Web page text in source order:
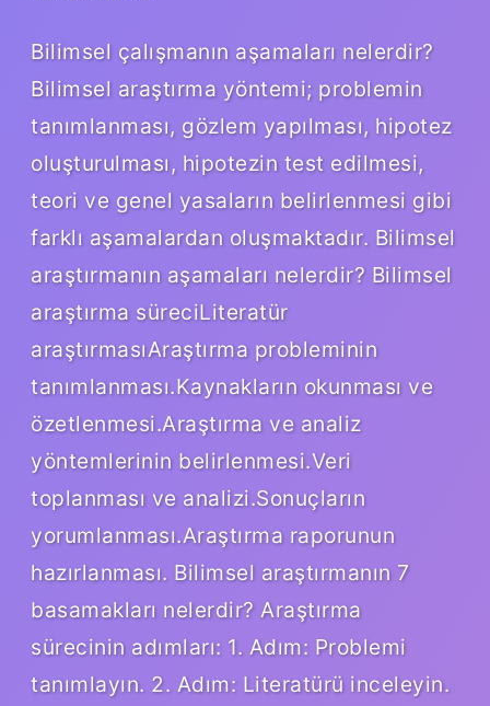
Bilimsel çalışmanın aşamaları nelerdir?
Bilimsel araştırma yöntemi; problemin
tanımlanması, gözlem yapılması, hipotez
oluşturulması, hipotezin test edilmesi,
teori ve genel yasaların belirlenmesi gibi
farklı aşamalardan oluşmaktadır. Bilimsel
araştırmanın aşamaları nelerdir? Bilimsel
araştırma süreciLiteratür
araştırmasıAraştırma probleminin
tanımlanması.Kaynakların okunması ve
özetlenmesi.Araştırma ve analiz
yöntemlerinin belirlenmesi.Veri
toplanması ve analizi.Sonuçların
yorumlanması.Araştırma raporunun
hazırlanması. Bilimsel araştırmanın 7
basamakları nelerdir? Araştırma
sürecinin adımları: 1. Adım: Problemi
tanımlayın. 2. Adım: Literatürü inceleyin.